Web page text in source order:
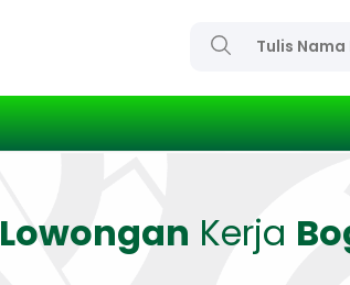
Lowongan Kerja